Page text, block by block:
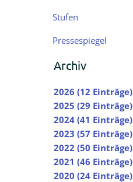
Stufen
Pressespiegel
Archiv
2026 (12 Einträge)
2025 (29 Einträge)
2024 (41 Einträge)
2023 (57 Einträge)
2022 (50 Einträge)
2021 (46 Einträge)
2020 (24 Einträge)